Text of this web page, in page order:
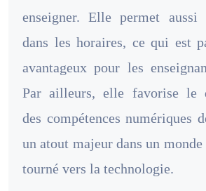
enseigner. Elle permet
dans les horaires, ce qui est
avantageux pour les
Par ailleurs, elle favorise le
des compétences numériques
un atout majeur dans un
tourné vers la technologie.